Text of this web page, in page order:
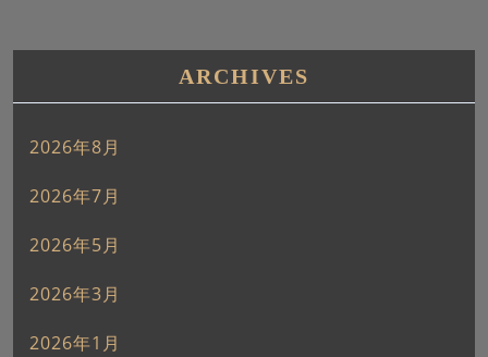
ARCHIVES
2026年8月
2026年7月
2026年5月
2026年3月
2026年1月